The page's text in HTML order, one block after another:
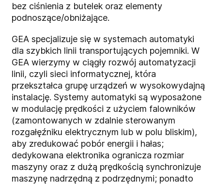
bez ciśnienia z butelek oraz elementy
podnoszące/obniżające.
GEA specjalizuje się w systemach automatyki
dla szybkich linii transportujących pojemniki. W
GEA wierzymy w ciągły rozwój automatyzacji
linii, czyli sieci informatycznej, która
przekształca grupę urządzeń w wysokowydajną
instalację. Systemy automatyki są wyposażone
w modulację prędkości z użyciem falowników
(zamontowanych w zdalnie sterowanym
rozgałęźniku elektrycznym lub w polu bliskim),
aby zredukować pobór energii i hałas;
dedykowana elektronika ogranicza rozmiar
maszyny oraz z dużą prędkością synchronizuje
maszynę nadrzędną z podrzędnymi; ponadto